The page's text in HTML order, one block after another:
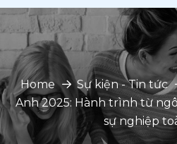
Home Sự kiện - Tin tức
Anh 2025: Hành trình từ
sự nghiệp